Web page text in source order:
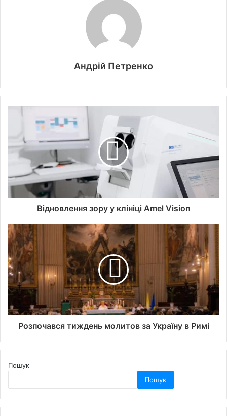
Андрій Петренко
Відновлення зору у клініці Amel Vision
Розпочався тиждень молитов за Україну в Римі
Пошук
Пошук